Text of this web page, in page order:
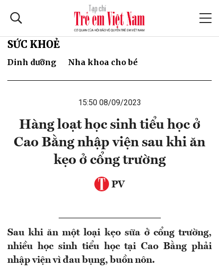
SỨC KHOẺ
Dinh dưỡng Nha khoa cho bé
15:50 08/09/2023
Hàng loạt học sinh tiểu học ở
Cao Bằng nhập viện sau khi ăn
kẹo ở cổng trường
PV
Sau khi ăn một loại kẹo sữa ở cổng trường,
nhiều học sinh tiểu học tại Cao Bằng phải
nhập viện vì đau bụng, buồn nôn.